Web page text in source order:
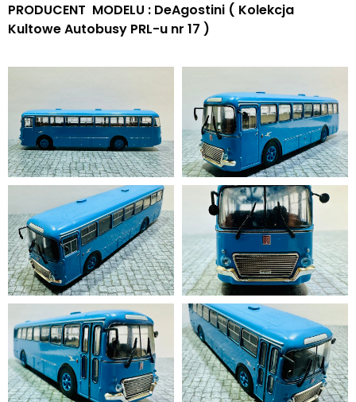
PRODUCENT MODELU : DeAgostini ( Kolekcja
Kultowe Autobusy PRL-u nr 17 )